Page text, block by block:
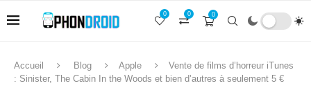
0
0
0
Accueil Blog Apple
Vente de films d’horreur iTunes
: Sinister, The Cabin In the Woods et bien d’autres à seulement 5 €